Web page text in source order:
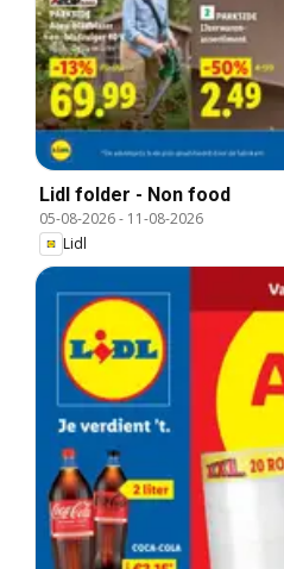
Lidl folder - Non food
05-08-2026- 11-08-2026
Lidl